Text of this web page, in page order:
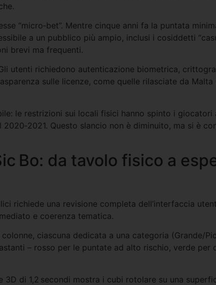
“micro‑bet”. Mentre cinque anni fa la puntata
a un pubblico più ampio, inclusi i cosiddetti
brevi ma frequenti.
utenti richiedono autenticazione biometrica,
sulle licenze, come quelle rilasciate da Malta
le restrizioni sui locali fisici hanno spinto i
Questo slancio non è diminuito, ma si è
Bo: da tavolo fisico a
richiede una revisione completa dell’interfaccia
e coerenza tematica.
ciascuna dedicata a una categoria (Grande/
– rosso per le puntate ad alto rischio, verde per
di 1,2 secondi mostra i cubi rotolare su una